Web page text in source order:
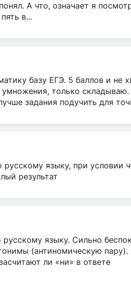
А что, означает я
в...
базу ЕГЭ. 5 баллов и не
только складываю.
задания подучить для
русскому языку, при условии
результат
языку. Сильно
(антиномическую
ли «ни» в ответе